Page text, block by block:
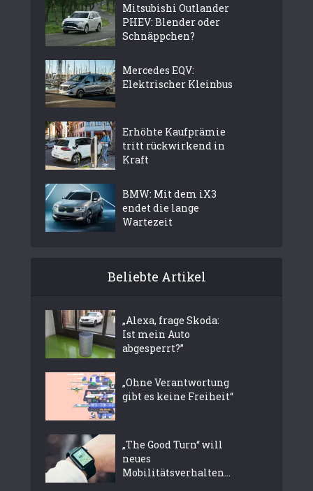
Mitsubishi Outlander
PHEV: Blender oder
Schnäppchen?
Mercedes EQV:
Elektrischer Kleinbus
Erhöhte Kaufprämie
tritt rückwirkend in
Kraft
BMW: Mit dem iX3
endet die lange
Wartezeit
Beliebte Artikel
„Alexa, frage Skoda:
Ist mein Auto
abgesperrt?”
„Ohne Verantwortung
gibt es keine Freiheit“
„The Good Turn“ will
neues
Mobilitätsverhalten...